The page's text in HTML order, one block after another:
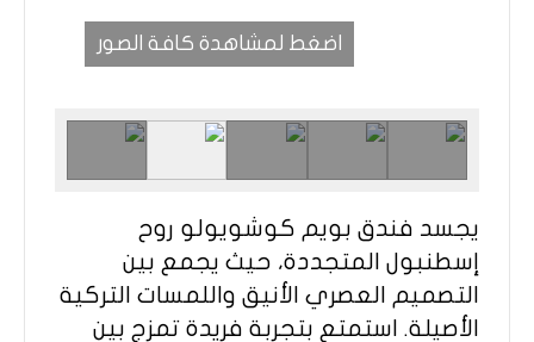
اضغط لمشاهدة كافة الصور
يجسد فندق بويم كوشويولو روح
إسطنبول المتجددة، حيث يجمع بين
التصميم العصري الأنيق واللمسات التركية
الأصيلة. استمتع بتجربة فريدة تمزج بين